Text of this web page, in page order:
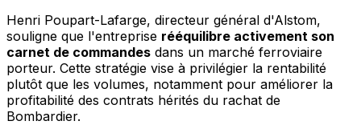
Henri Poupart-Lafarge, directeur général d'Alstom,
souligne que l'entreprise rééquilibre activement son
carnet de commandes dans un marché ferroviaire
porteur. Cette stratégie vise à privilégier la rentabilité
plutôt que les volumes, notamment pour améliorer la
profitabilité des contrats hérités du rachat de
Bombardier.